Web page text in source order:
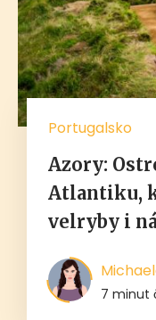
Portugalsko
Azory:
Atlantiku,
velryby i
7 minut